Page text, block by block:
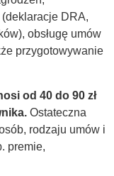
DRA,
obsługę umów
przygotowywanie
od 40 do 90 zł
Ostateczna
rodzaju umów i
premie,